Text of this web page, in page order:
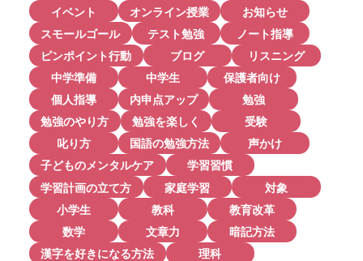
イベント オンライン授業
お知らせ
スモールゴール
テスト勉強
ノート指導
ピンポイント行動
ブログ
リスニング
中学準備
中学生
保護者向け
個人指導
内申点アップ
勉強
勉強のやり方
勉強を楽しく
受験
叱り方
国語の勉強方法
声かけ
子どものメンタルケア
学習習慣
学習計画の立て方
家庭学習
対象
小学生
教科
教育改革
数学
文章力
暗記方法
漢字を好きになる方法
理科